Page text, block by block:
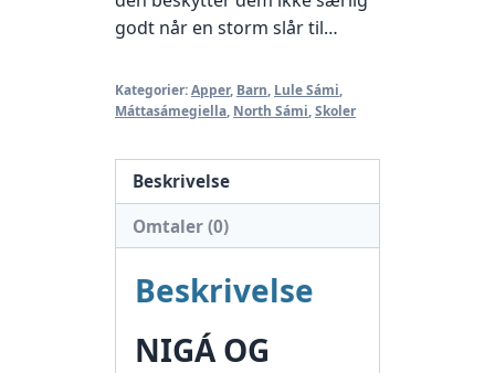
godt når en storm slår til…
Kategorier:Apper, Barn Lule Sámi
Máttasámegiella North Sámi Skoler
Beskrivelse
Omtaler (0)
Beskrivelse
NIGÁ OG